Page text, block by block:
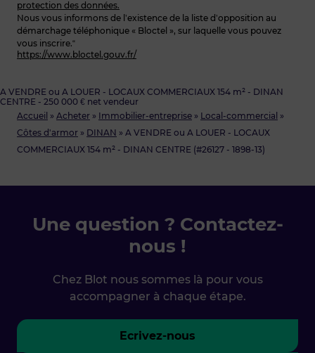
Accueil » Acheter » Immobilier-entreprise » Local-commercial »
Côtes d'armor » DINAN » A VENDRE ou A LOUER - LOCAUX
COMMERCIAUX 154 m² - DINAN CENTRE (#26127 - 1898-13)
A VENDRE ou A LOUER - LOCAUX COMMERCIAUX 154 m² - DINAN
CENTRE - 250 000 € net vendeur
protection des données.
Nous vous informons de l’existence de la liste d’opposition au
démarchage téléphonique « Bloctel », sur laquelle vous pouvez
vous inscrire.“
https://www.bloctel.gouv.fr/
Une question ? Contactez-
nous !
Chez Blot nous sommes là pour vous
accompagner à chaque étape.
Ecrivez-nous